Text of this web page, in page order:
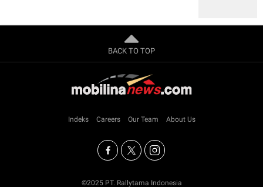
BACK TO TOP
Indeks Careers Our Team About Us
©2025 PT. Rallytama Indonesia